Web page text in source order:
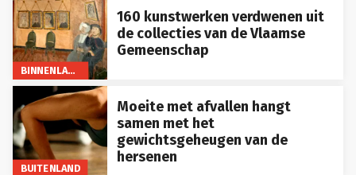
BINNENLAND
160 kunstwerken verdwenen uit
de collecties van de Vlaamse
Gemeenschap
BUITENLAND
Moeite met afvallen hangt
samen met het
gewichtsgeheugen van de
hersenen